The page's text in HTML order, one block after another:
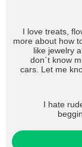
I love treats, flowers and nature overall, always eager to learn
more about how
like jewelry
don`t know
cars. Let me
rushing or
think?/ I
loves to take
I hate